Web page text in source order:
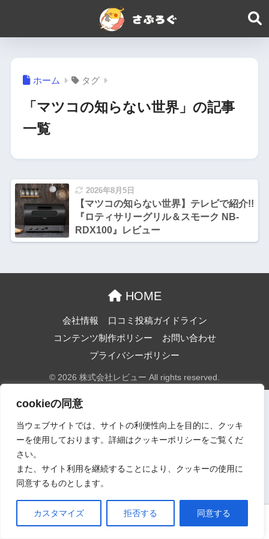
cookieの同意
当ウェブサイトでは、サイトの利便性向上を目的に、クッキ
ーを使用しております。詳細はクッキーポリシーをご覧くだ
さい。
また、サイト利用を継続することにより、クッキーの使用に
同意するものとします。
カスタマイズ 拒否する 同意する
ホーム タグ
「マツコの知らない世界」の記事
一覧
2026年8月5日
【マツコの知らない世界】テレビで紹介!!
『ロティサリーグリル＆スモーク NB-
RDX100』レビュー
HOME
会社情報
口コミ投稿ガイドライン
コンテンツ制作ポリシー
お問い合わせ
プライバシーポリシー
© 2026 株式会社レビュー All rights reserved.